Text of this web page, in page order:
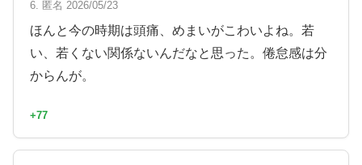
6. 匿名 2026/05/23
ほんと今の時期は頭痛、めまいがこわいよね。若
い、若くない関係ないんだなと思った。倦怠感は分
からんが。
+77